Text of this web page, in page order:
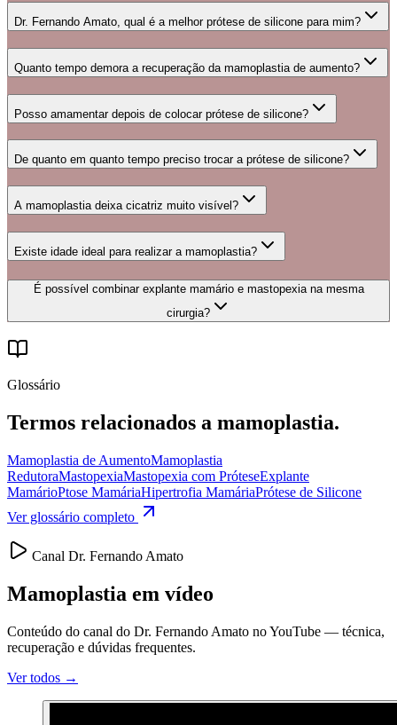
Dr. Fernando Amato, qual é a melhor prótese de silicone para mim?
Quanto tempo demora a recuperação da mamoplastia de aumento?
Posso amamentar depois de colocar prótese de silicone?
De quanto em quanto tempo preciso trocar a prótese de silicone?
A mamoplastia deixa cicatriz muito visível?
Existe idade ideal para realizar a mamoplastia?
É possível combinar explante mamário e mastopexia na mesma
cirurgia?
Glossário
Termos relacionados a mamoplastia.
Mamoplastia de AumentoMamoplastia
RedutoraMastopexiaMastopexia com PróteseExplante
MamárioPtose MamáriaHipertrofia MamáriaPrótese de Silicone
Ver glossário completo
Canal Dr. Fernando Amato
Mamoplastia em vídeo
Conteúdo do canal do Dr. Fernando Amato no YouTube — técnica,
recuperação e dúvidas frequentes.
Ver todos →